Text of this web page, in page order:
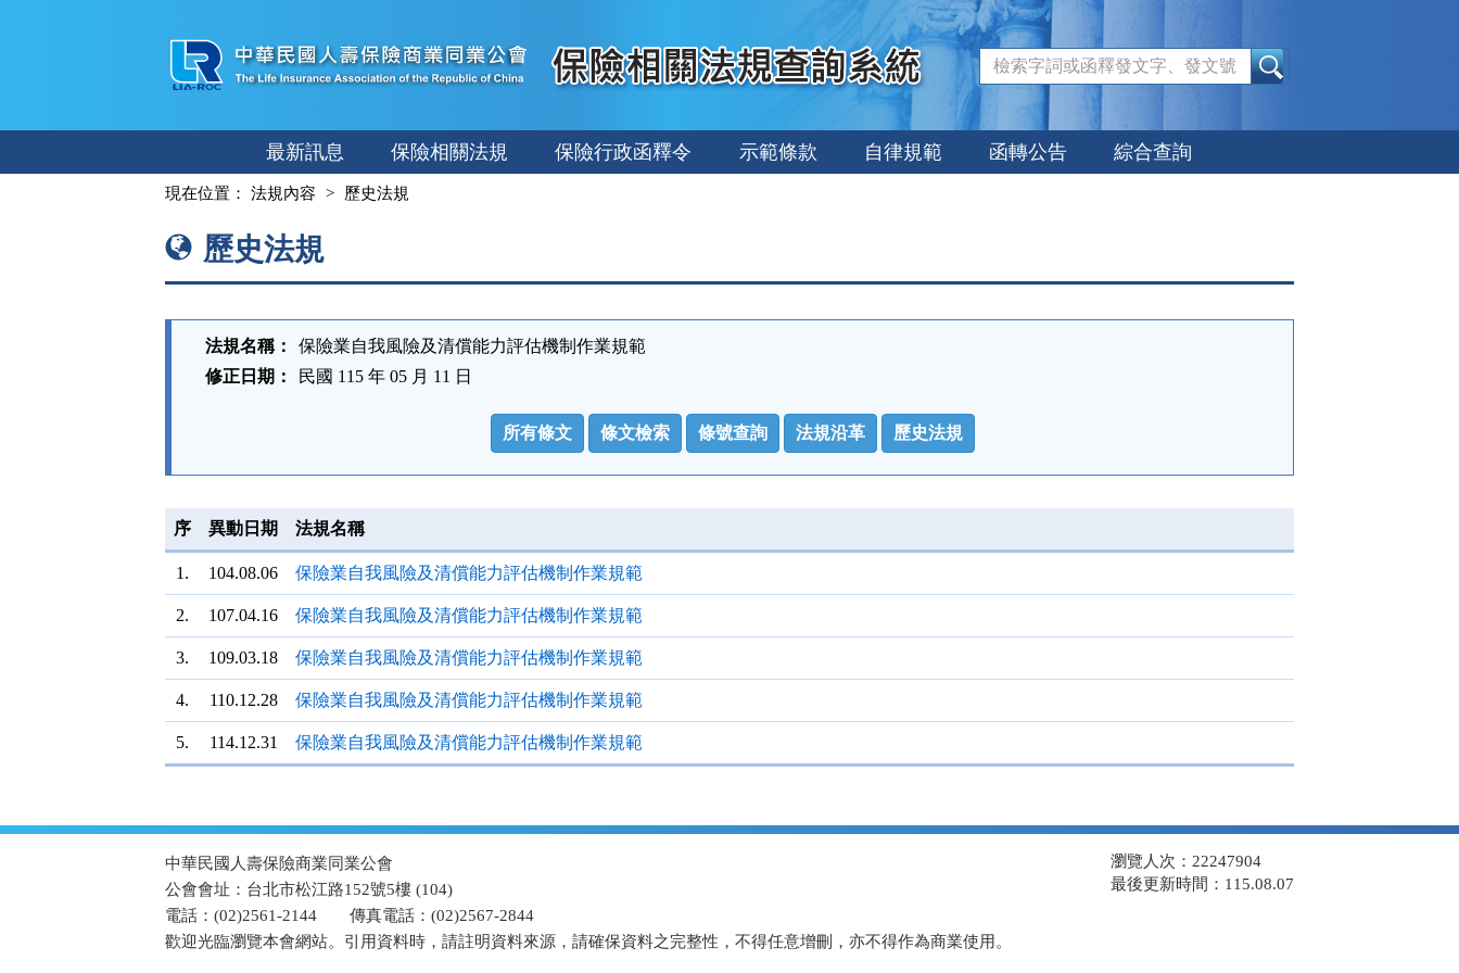
容
最新訊息 保險相關法規 保險行政函釋令 示範條款 自律規範 函轉公告 綜合查詢
現在位置： 法規內容 歷史法規
歷史法規
法規名稱：
保險業自我風險及清償能力評估機制作業規範
修正日期：
民國 115 年 05 月 11 日
能
鈕
區
所有條文 條文檢索 條號查詢 法規沿革 歷史法規
序 異動日期 法規名稱
1. 104.08.06 保險業自我風險及清償能力評估機制作業規範
2. 107.04.16 保險業自我風險及清償能力評估機制作業規範
3. 109.03.18 保險業自我風險及清償能力評估機制作業規範
4. 110.12.28 保險業自我風險及清償能力評估機制作業規範
5. 114.12.31 保險業自我風險及清償能力評估機制作業規範
中華民國人壽保險商業同業公會
公會會址：台北市松江路152號5樓 (104)
電話：(02)2561-2144
傳真電話：(02)2567-2844
歡迎光臨瀏覽本會網站。引用資料時，請註明資料來源，請確保資料之完整性，不得任意增刪，亦不得作為商業使用。
瀏覽人次：22247904
最後更新時間：115.08.07